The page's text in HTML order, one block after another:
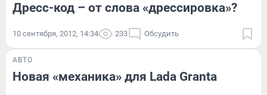
Дресс-код – от слова «дрессировка»?
10 сентября, 2012, 14:34 233 Обсудить
АВТО
Новая «механика» для Lada Granta